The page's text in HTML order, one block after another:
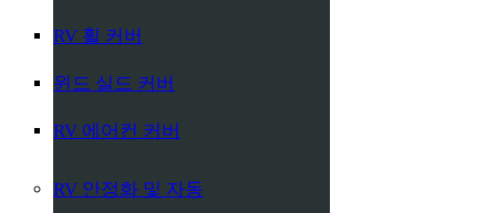
RV 휠 커버
윈드 실드 커버
RV 에어컨 커버
RV 안정화 및 자동